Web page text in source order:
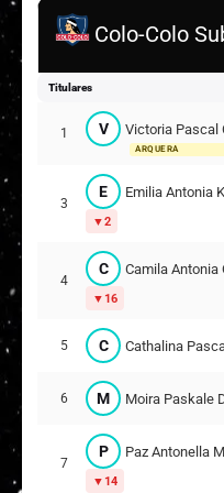
Colo-Colo
Titulares
1 V Victoria Pascal
ARQUERA
3
E Emilia Antonia
2
4
C Camila Antonia
16
5 C Cathalina
6 M Moira Paskale
7
P Paz Antonella
14